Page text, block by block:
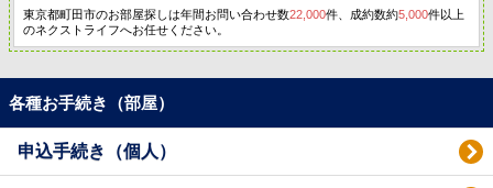
東京都町田市のお部屋探しは年間お問い合わせ数22,000件、成約数約5,000件以上
のネクストライフへお任せください。
各種お手続き（部屋）
申込手続き（個人）